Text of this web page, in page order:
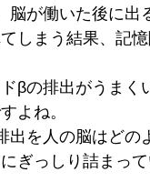
脳が働いた後に
しまう結果、記
βの排出がうま
よね。
を人の脳はどの
ぎっしり詰まっ